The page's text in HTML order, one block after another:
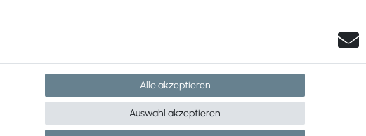
Alle akzeptieren
Auswahl akzeptieren